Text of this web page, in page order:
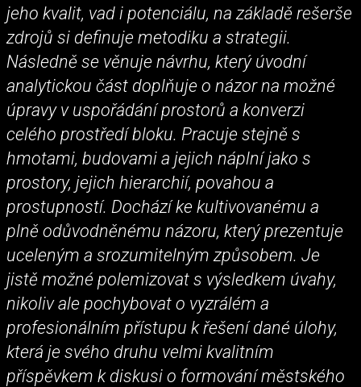
jeho kvalit, vad i potenciálu, na základě rešerše
zdrojů si definuje metodiku a strategii.
Následně se věnuje návrhu, který úvodní
analytickou část doplňuje o názor na možné
úpravy v uspořádání prostorů a konverzi
celého prostředí bloku. Pracuje stejně s
hmotami, budovami a jejich náplní jako s
prostory, jejich hierarchií, povahou a
prostupností. Dochází ke kultivovanému a
plně odůvodněnému názoru, který prezentuje
uceleným a srozumitelným způsobem. Je
jistě možné polemizovat s výsledkem úvahy,
nikoliv ale pochybovat o vyzrálém a
profesionálním přístupu k řešení dané úlohy,
která je svého druhu velmi kvalitním
příspěvkem k diskusi o formování městského